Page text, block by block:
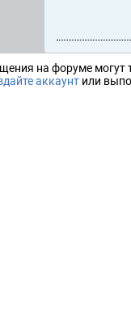
на форуме могут
аккаунт или